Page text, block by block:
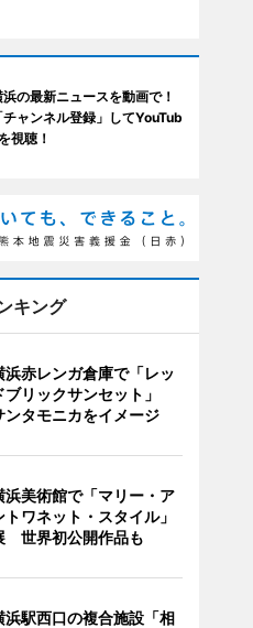
浜の最新ニュースを動画で！
チャンネル登録」してYouTub
視聴！
キング
浜赤レンガ倉庫で「レッ
ブリックサンセット」
ンタモニカをイメージ
浜美術館で「マリー・ア
トワネット・スタイル」
世界初公開作品も
浜駅西口の複合施設「相